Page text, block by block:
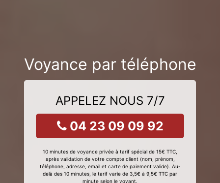
Voyance par téléphone
APPELEZ NOUS 7/7
04 23 09 09 92
10 minutes de voyance privée à tarif spécial de 15€ TTC,
après validation de votre compte client (nom, prénom,
téléphone, adresse, email et carte de paiement valide). Au-
delà des 10 minutes, le tarif varie de 3,5€ à 9,5€ TTC par
minute selon le voyant.